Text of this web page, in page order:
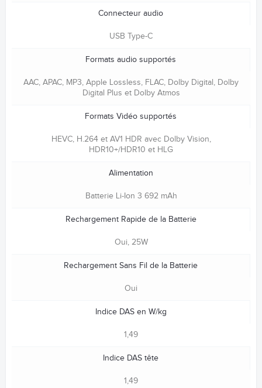
Connecteur audio
USB Type-C
Formats audio supportés
AAC, APAC, MP3, Apple Lossless, FLAC, Dolby Digital, Dolby
Digital Plus et Dolby Atmos
Formats Vidéo supportés
HEVC, H.264 et AV1 HDR avec Dolby Vision,
HDR10+/HDR10 et HLG
Alimentation
Batterie Li-Ion 3 692 mAh
Rechargement Rapide de la Batterie
Oui, 25W
Rechargement Sans Fil de la Batterie
Oui
Indice DAS en W/kg
1,49
Indice DAS tête
1,49